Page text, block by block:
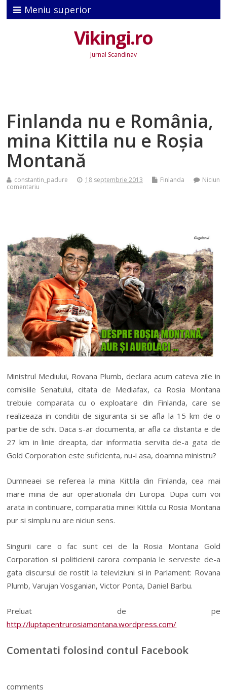
Meniu superior
Vikingi.ro
Jurnal Scandinav
Finlanda nu e România,
mina Kittila nu e Roşia
Montană
constantin_padure 18 septembrie 2013 Finlanda
Niciun
comentariu
Ministrul Mediului, Rovana Plumb, declara acum cateva zile in
comisiile Senatului, citata de Mediafax, ca Rosia Montana
trebuie comparata cu o exploatare din Finlanda, care se
realizeaza in conditii de siguranta si se afla la 15 km de o
partie de schi. Daca s-ar documenta, ar afla ca distanta e de
27 km in linie dreapta, dar informatia servita de-a gata de
Gold Corporation este suficienta, nu-i asa, doamna ministru?
Dumneaei se referea lamina Kittila din Finlanda, cea mai
mare mina de aur operationala din Europa. Dupa cum voi
arata in continuare, comparatia minei Kittila cu Rosia Montana
pur si simplu nu are niciun sens.
Singurii care o fac sunt cei de la Rosia Montana Gold
Corporation si politicienii carora compania le serveste de-a
gata discursul de rostit la televiziuni si in Parlament: Rovana
Plumb, Varujan Vosganian, Victor Ponta, Daniel Barbu.
Preluat de pe
http://luptapentrurosiamontana.wordpress.com/
Comentati folosind contul Facebook
comments